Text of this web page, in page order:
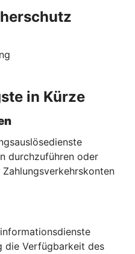
in Kürze
durchzuführen oder
die Verfügbarkeit des